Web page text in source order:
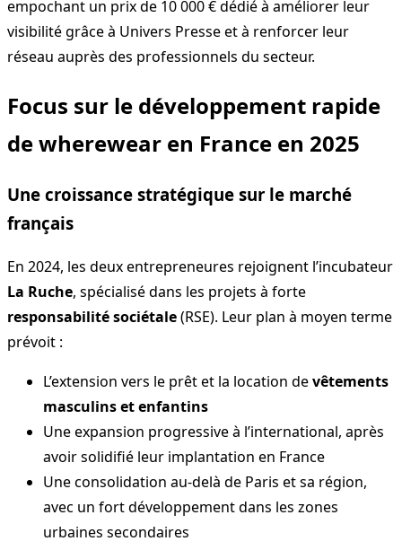
empochant un prix de 10 000 € dédié à améliorer leur
visibilité grâce à Univers Presse et à renforcer leur
réseau auprès des professionnels du secteur.
Focus sur le développement rapide
de wherewear en France en 2025
Une croissance stratégique sur le marché
français
En 2024, les deux entrepreneures rejoignent l’incubateur
La Ruche, spécialisé dans les projets à forte
responsabilité sociétale(RSE). Leur plan à moyen terme
prévoit :
L’extension vers le prêt et la location devêtements
masculins et enfantins
Une expansion progressive à l’international, après
avoir solidifié leur implantation en France
Une consolidation au-delà de Paris et sa région,
avec un fort développement dans les zones
urbaines secondaires